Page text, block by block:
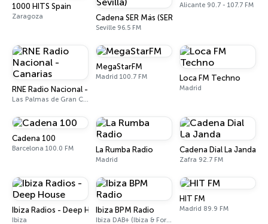
1000 HITS Spain
Zaragoza Cadena SER Más (SER+ Sevilla)
Seville 96.5 FM
Alicante 90.7 - 107.7 FM
RNE Radio Nacional - Canarias
Las Palmas de Gran Canaria 92.8 FM
MegaStarFM
Madrid 100.7 FM Loca FM Techno
Madrid
Cadena 100
Barcelona 100.0 FM La Rumba Radio
Madrid
Cadena Dial La Janda
Zafra 92.7 FM
Ibiza Radios - Deep House
Ibiza
Ibiza BPM Radio
Ibiza DAB+ (Ibiza & Formentera, Madrid, Barcelona)
HIT FM
Madrid 89.9 FM